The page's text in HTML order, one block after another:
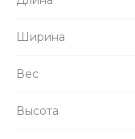
Ширина
Вес
Высота